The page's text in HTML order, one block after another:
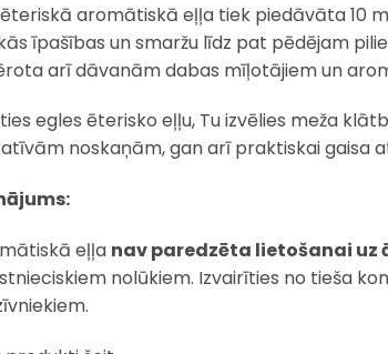
ēteriskā aromātiskā eļļa tiek piedāvāta 10
īpašības un smaržu līdz pat pēdējam
arī dāvanām dabas mīļotājiem un
egles ēterisko eļļu, Tu izvēlies meža
noskaņām, gan arī praktiskai gaisa
eļļa nav paredzēta lietošanai
nolūkiem. Izvairīties no tieša